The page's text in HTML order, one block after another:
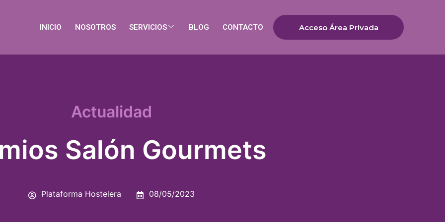
INICIO NOSOTROS SERVICIOS BLOG CONTACTO Acceso Área Privada
Actualidad
Salón Gourmets
Plataforma Hostelera 08/05/2023